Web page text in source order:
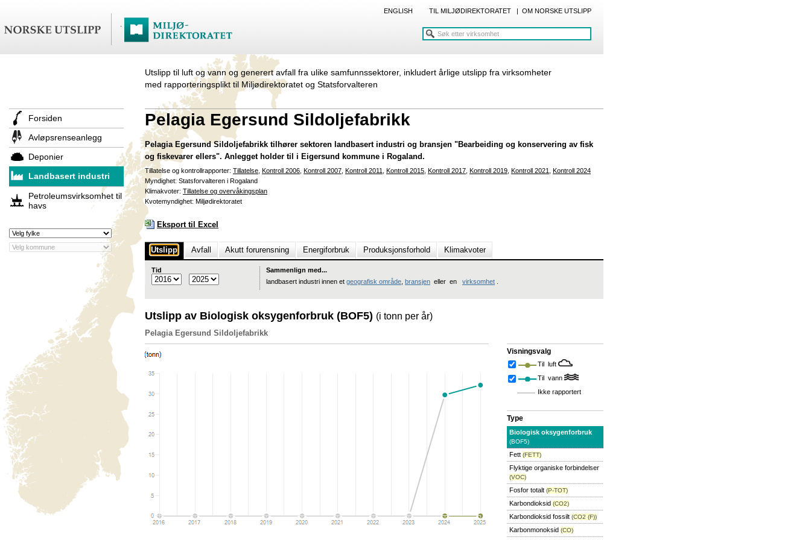
ENGLISH TIL MILJØDIREKTORATET | OM NORSKE UTSLIPP
Utslipp til luft og vann og generert avfall fra ulike samfunnssektorer, inkludert årlige utslipp fra virksomheter
med rapporteringsplikt til Miljødirektoratet og Statsforvalteren
Forsiden
Avløpsrenseanlegg
Deponier
Landbasert industri
Petroleumsvirksomhet til
havs
Pelagia Egersund Sildoljefabrikk
Pelagia Egersund Sildoljefabrikk tilhører sektoren landbasert industri og bransjen "Bearbeiding og konservering av fisk
og fiskevarer ellers". Anlegget holder til i Eigersund kommune i Rogaland.
Tillatelse og kontrollrapporter: Tillatelse Kontroll 2006 Kontroll 2007 Kontroll 2011 Kontroll 2015 Kontroll 2017 Kontroll 2019 Kontroll 2021
Kontroll 2024
Myndighet: Statsforvalteren i Rogaland
Klimakvoter: Tillatelse og overvåkingsplan
Kvotemyndighet: Miljødirektoratet
Eksport til Excel
Utslipp Avfall Akutt forurensning Energiforbruk Produksjonsforhold Klimakvoter
Tid
Sammenlign med...
landbasert industri innen et geografisk område bransjen eller en virksomhet
Utslipp av Biologisk oksygenforbruk (BOF5) (i tonn per år)
Pelagia Egersund Sildoljefabrikk
Visningsvalg
Til luft
Til vann
Ikke rapportert
Type
Biologisk oksygenforbruk
(BOF5)
Fett (FETT)
Flyktige organiske forbindelser
(VOC)
Fosfor totalt (P-TOT)
Karbondioksid (CO2)
Karbondioksid fossilt (CO2 (F))
Karbonmonoksid (CO)